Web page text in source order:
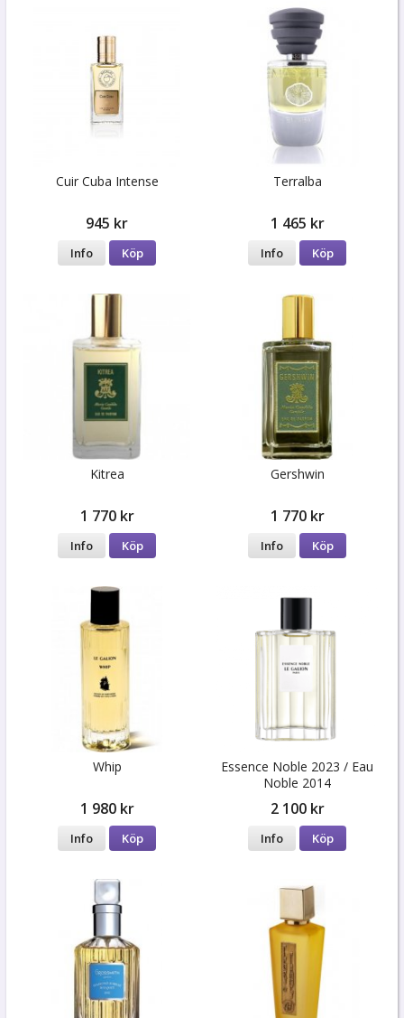
Cuir Cuba Intense
945 kr
Info Köp
Terralba
1 465 kr
Info Köp
Kitrea
1 770 kr
Info Köp
Gershwin
1 770 kr
Info Köp
Whip
1 980 kr
Info Köp
Essence Noble 2023 / Eau
Noble 2014
2 100 kr
Info Köp